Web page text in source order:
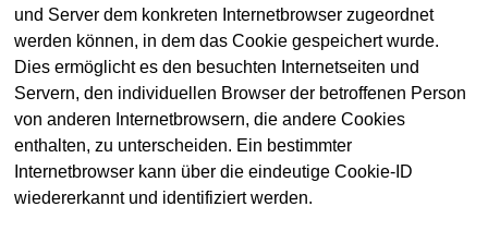
und Server dem konkreten Internetbrowser zugeordnet
werden können, in dem das Cookie gespeichert wurde.
Dies ermöglicht es den besuchten Internetseiten und
Servern, den individuellen Browser der betroffenen Person
von anderen Internetbrowsern, die andere Cookies
enthalten, zu unterscheiden. Ein bestimmter
Internetbrowser kann über die eindeutige Cookie-ID
wiedererkannt und identifiziert werden.